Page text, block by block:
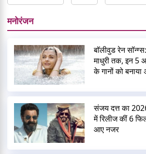
मनोरंजन
बॉलीवुड रेन
माधुरी तक, इन 5
के गानों को बनाया
संजय दत्त का
में रिलीज कीं 6
आए नजर